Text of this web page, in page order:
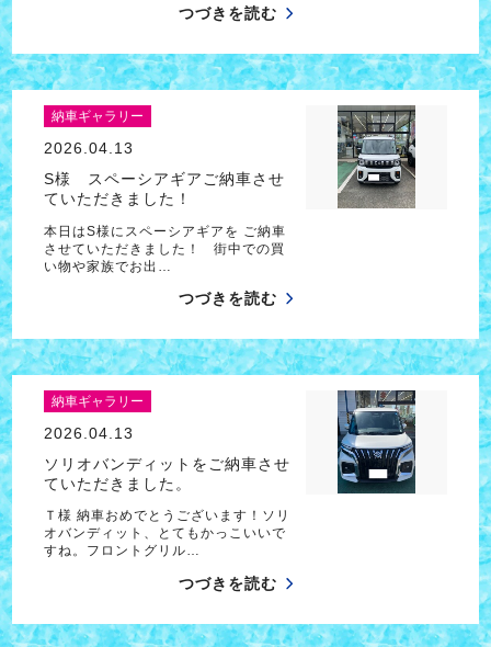
つづきを読む
納車ギャラリー
2026.04.13
S様 スペーシアギアご納車させ
ていただきました！
本日はS様にスペーシアギアを ご納車
させていただきました！ 街中での買
い物や家族でお出…
つづきを読む
納車ギャラリー
2026.04.13
ソリオバンディットをご納車させ
ていただきました。
Ｔ様 納車おめでとうございます！ソリ
オバンディット、とてもかっこいいで
すね。フロントグリル…
つづきを読む